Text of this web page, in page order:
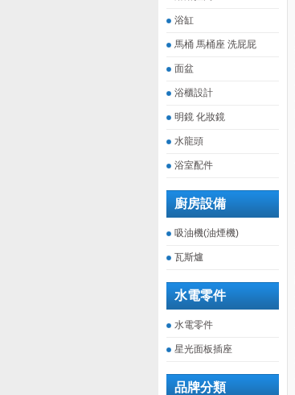
浴缸
馬桶 馬桶座 洗屁屁
面盆
浴櫃設計
明鏡 化妝鏡
水龍頭
浴室配件
廚房設備
吸油機(油煙機)
瓦斯爐
水電零件
水電零件
星光面板插座
品牌分類